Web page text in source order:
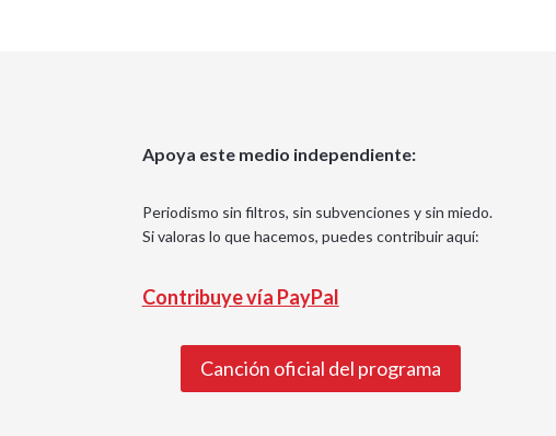
Apoya este medio independiente:
Periodismo sin filtros, sin subvenciones y sin miedo.
Si valoras lo que hacemos, puedes contribuir aquí:
Contribuye vía PayPal
Canción oficial del programa